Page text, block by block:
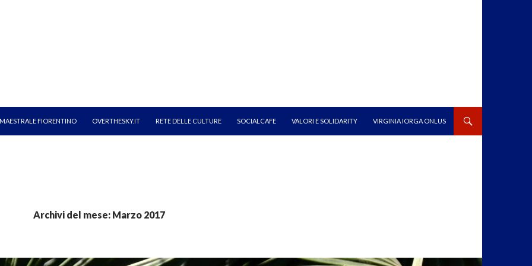
MAESTRALE FIORENTINO OVERTHESKY.IT RETE DELLE CULTURE SOCIALCAFE VALORI E SOLIDARITY VIRGINIA IORGA ONLUS
Archivi del mese: Marzo 2017